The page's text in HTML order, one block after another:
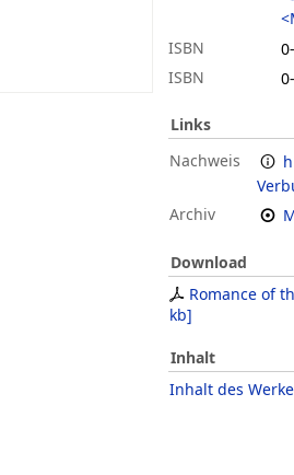
ISBN
ISBN
Links
Nachweis
Archiv
Download
Romance of
kb]
Inhalt
Inhalt des